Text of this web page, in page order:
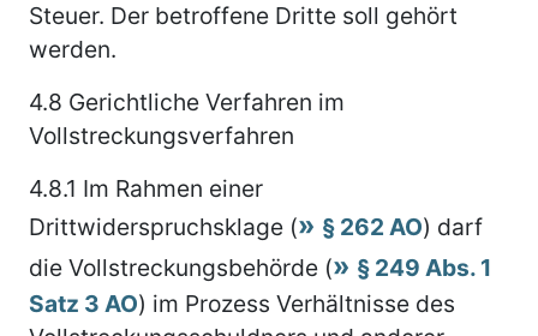
Steuer. Der betroffene Dritte soll gehört
werden.
4.8 Gerichtliche Verfahren im
Vollstreckungsverfahren
4.8.1 Im Rahmen einer
Drittwiderspruchsklage (
§ 262 AO) darf
die Vollstreckungsbehörde (
§ 249 Abs. 1
Satz 3 AO) im Prozess Verhältnisse des